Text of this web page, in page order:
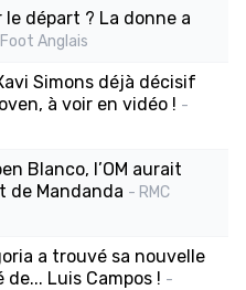
départ ? La donne a
Anglais
Simons déjà décisif
à voir en vidéo ! -
Blanco, l’OM aurait
de Mandanda - RMC
a trouvé sa nouvelle
Luis Campos ! -